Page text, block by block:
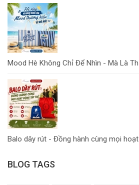
Mood Hè Không Chỉ Để Nhìn - Mà Là
Balo dây rút - Đồng hành cùng mọi hoạt
BLOG TAGS